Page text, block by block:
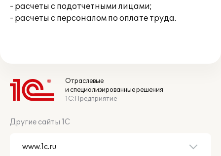
- расчеты с подотчетными лицами;
- расчеты с персоналом по оплате труда.
Отраслевые
и специализированные решения
1С:Предприятие
Другие сайты 1С